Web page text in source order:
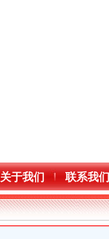
关于我们 联系我们